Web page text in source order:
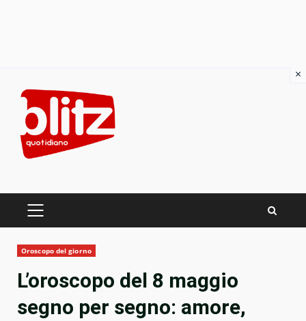
content
PRIMARY
Oroscopo del giorno
L’oroscopo del 8 maggio
segno per segno: amore,
×